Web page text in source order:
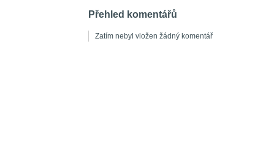
Přehled komentářů
Zatím nebyl vložen žádný komentář